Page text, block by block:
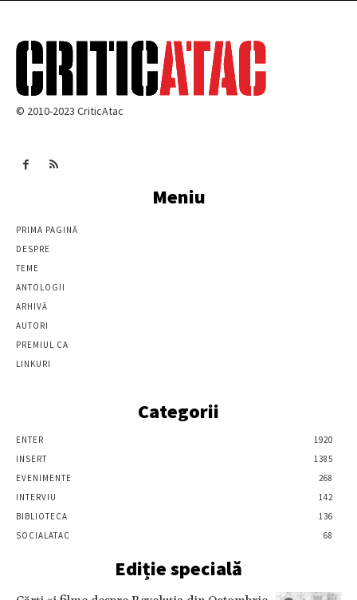
© 2010-2023 CriticAtac
Meniu
PRIMA PAGINĂ
DESPRE
TEME
ANTOLOGII
ARHIVĂ
AUTORI
PREMIUL CA
LINKURI
Categorii
ENTER
1920
INSERT
1385
EVENIMENTE
268
INTERVIU
142
BIBLIOTECA
136
SOCIALATAC
68
Ediție specială